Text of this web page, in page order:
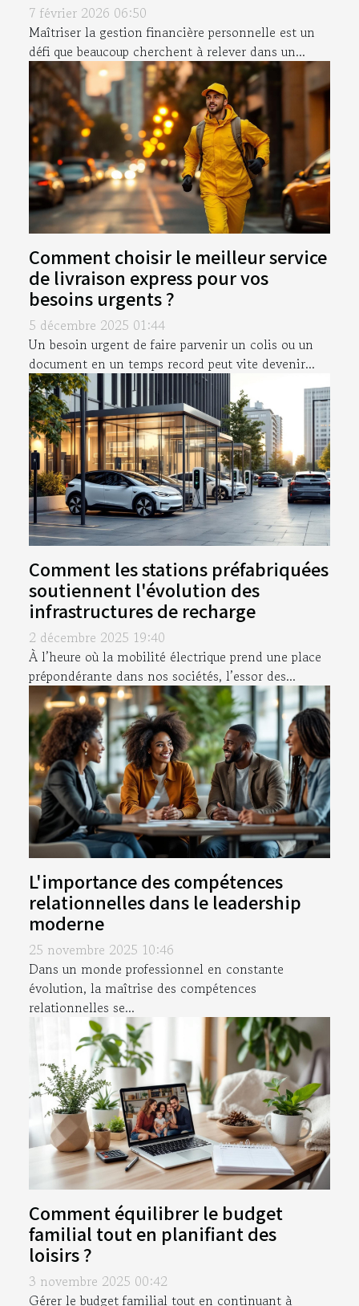
7 février 2026 06:50
Maîtriser la gestion financière personnelle est un
défi que beaucoup cherchent à relever dans un...
Comment choisir le meilleur service
de livraison express pour vos
besoins urgents ?
5 décembre 2025 01:44
Un besoin urgent de faire parvenir un colis ou un
document en un temps record peut vite devenir...
Comment les stations préfabriquées
soutiennent l'évolution des
infrastructures de recharge
2 décembre 2025 19:40
À l’heure où la mobilité électrique prend une place
prépondérante dans nos sociétés, l’essor des...
L'importance des compétences
relationnelles dans le leadership
moderne
25 novembre 2025 10:46
Dans un monde professionnel en constante
évolution, la maîtrise des compétences
relationnelles se...
Comment équilibrer le budget
familial tout en planifiant des
loisirs ?
3 novembre 2025 00:42
Gérer le budget familial tout en continuant à